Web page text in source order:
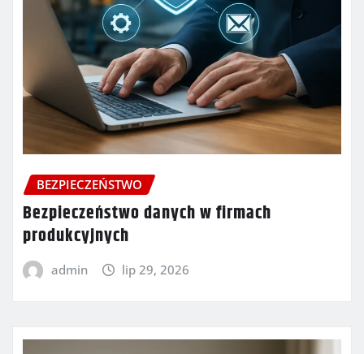
BEZPIECZEŃSTWO
Bezpieczeństwo danych w firmach
produkcyjnych
admin lip 29, 2026